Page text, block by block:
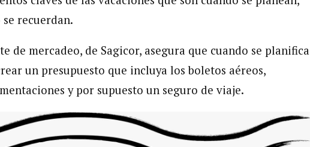
recuerdan.
de mercadeo, de Sagicor, asegura que cuando se planifica
un presupuesto que incluya los boletos aéreos,
y por supuesto un seguro de viaje.